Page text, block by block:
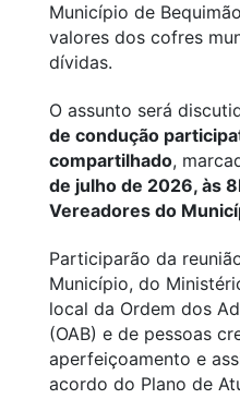
Município de
valores dos cofres
dívidas.
O assunto será
de condução
compartilhado,
de julho de 2026, às
Vereadores do
Participarão da
Município, do
local da Ordem dos
(OAB) e de pessoas
aperfeiçoamento e
acordo do Plano de